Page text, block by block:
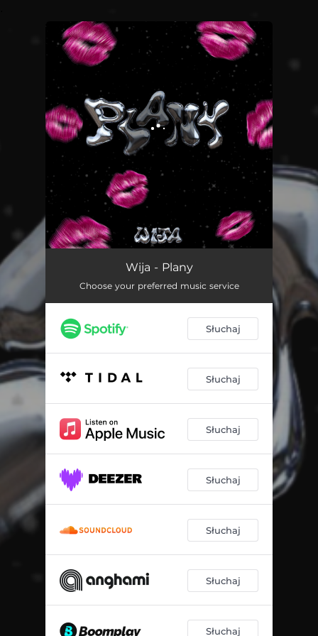
You're all set!
Wija - Plany
Choose your preferred music service
Słuchaj
Słuchaj
Słuchaj
Słuchaj
Słuchaj
Słuchaj
Słuchaj